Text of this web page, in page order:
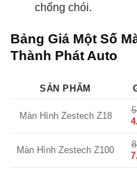
chống chói.
Bảng Giá Một Số
Thành Phát Auto
SẢN PHẨM
Màn Hình Zestech Z18
Màn Hình Zestech Z100